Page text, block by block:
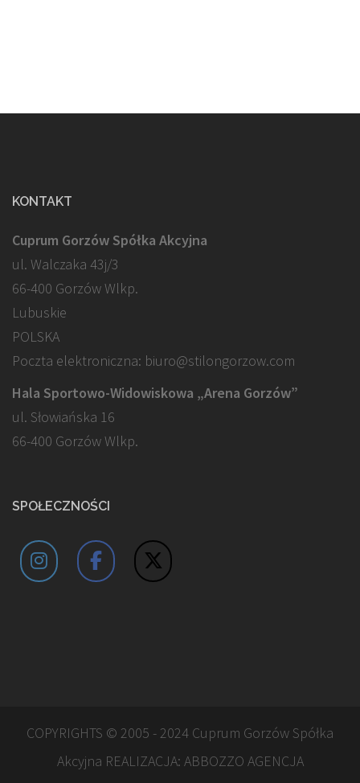
KONTAKT
Cuprum Gorzów Spółka Akcyjna
ul. Walczaka 43j/3
66-400 Gorzów Wlkp.
Lubuskie
POLSKA
Poczta elektroniczna: biuro@stilongorzow.com
Hala Sportowo-Widowiskowa „Arena Gorzów”
ul. Słowiańska 16
66-400 Gorzów Wlkp.
SPOŁECZNOŚCI
COPYRIGHTS © 2005 - 2024 Cuprum Gorzów Spółka
Akcyjna REALIZACJA: ABBOZZO AGENCJA